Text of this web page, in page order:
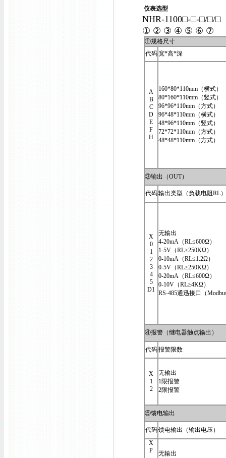
仪表选型
NHR-1100□-□-□/□/□
① ② ③ ④ ⑤ ⑥ ⑦
①规格尺寸
代码宽*高*深
A
B
C
D
E
F
H
160*80*110mm（横式）
80*160*110mm（竖式）
96*96*110mm（方式）
96*48*110mm（横式）
48*96*110mm（竖式）
72*72*110mm（方式）
48*48*110mm（方式）
③输出（OUT）
代码输出类型（负载电阻RL）
X
0
1
2
3
4
5
D1
无输出
4-20mA（RL≤600Ω）
1-5V（RL≥250KΩ）
0-10mA（RL≤1.2Ω）
0-5V（RL≥250KΩ）
0-20mA（RL≤600Ω）
0-10V（RL≥4KΩ）
RS-485通迅接口（
④报警（继电器触点输出）
代码报警限数
X
1
2
无输出
1限报警
2限报警
⑤馈电输出
代码馈电输出（输出电压）
X
P
无输出